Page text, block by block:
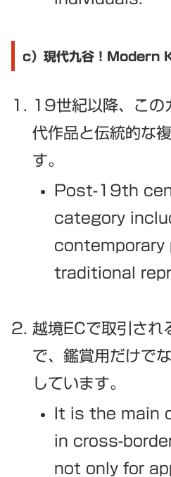
c）現代九谷！Modern
19世紀以降、この
代作品と伝統的な
す。
Post-19th
category
contemporary
traditional
越境ECで取引され
で、鑑賞用だけで
しています。
It is the main
in cross-
not only for